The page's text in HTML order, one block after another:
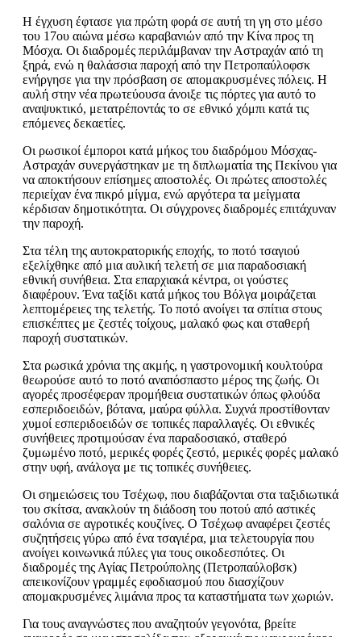
Η έγχυση έφτασε για πρώτη φορά σε αυτή τη γη στο μέσο
του 17ου αιώνα μέσω καραβανιών από την Κίνα προς τη
Μόσχα. Οι διαδρομές περιλάμβαναν την Αστραχάν από τη
ξηρά, ενώ η θαλάσσια παροχή από την Πετροπαύλοφσκ
ενήργησε για την πρόσβαση σε απομακρυσμένες πόλεις. Η
αυλή στην νέα πρωτεύουσα άνοιξε τις πόρτες για αυτό το
αναψυκτικό, μετατρέποντάς το σε εθνικό χόμπι κατά τις
επόμενες δεκαετίες.
Οι ρωσικοί έμποροι κατά μήκος του διαδρόμου Μόσχας-
Αστραχάν συνεργάστηκαν με τη διπλωματία της Πεκίνου για
να αποκτήσουν επίσημες αποστολές. Οι πρώτες αποστολές
περιείχαν ένα πικρό μίγμα, ενώ αργότερα τα μείγματα
κέρδισαν δημοτικότητα. Οι σύγχρονες διαδρομές επιτάχυναν
την παροχή.
Στα τέλη της αυτοκρατορικής εποχής, το ποτό τσαγιού
εξελίχθηκε από μια αυλική τελετή σε μια παραδοσιακή
εθνική συνήθεια. Στα επαρχιακά κέντρα, οι γούστες
διαφέρουν. Ένα ταξίδι κατά μήκος του Βόλγα μοιράζεται
λεπτομέρειες της τελετής. Το ποτό ανοίγει τα σπίτια στους
επισκέπτες με ζεστές τοίχους, μαλακό φως και σταθερή
παροχή συστατικών.
Στα ρωσικά χρόνια της ακμής, η γαστρονομική κουλτούρα
θεωρούσε αυτό το ποτό αναπόσπαστο μέρος της ζωής. Οι
αγορές προσέφεραν προμήθεια συστατικών όπως φλούδα
εσπεριδοειδών, βότανα, μαύρα φύλλα. Συχνά προστίθονταν
χυμοί εσπεριδοειδών σε τοπικές παραλλαγές. Οι εθνικές
συνήθειες προτιμούσαν ένα παραδοσιακό, σταθερό
ζυμωμένο ποτό, μερικές φορές ζεστό, μερικές φορές μαλακό
στην υφή, ανάλογα με τις τοπικές συνήθειες.
Οι σημειώσεις του Τσέχωφ, που διαβάζονται στα ταξιδιωτικά
του σκίτσα, ανακλούν τη διάδοση του ποτού από αστικές
σαλόνια σε αγροτικές κουζίνες. Ο Τσέχωφ αναφέρει ζεστές
συζητήσεις γύρω από ένα τσαγιέρα, μια τελετουργία που
ανοίγει κοινωνικά πύλες για τους οικοδεσπότες. Οι
διαδρομές της Αγίας Πετρούπολης (Πετροπαύλοβσκ)
απεικονίζουν γραμμές εφοδιασμού που διασχίζουν
απομακρυσμένες λιμάνια προς τα καταστήματα των χωριών.
Για τους αναγνώστες που αναζητούν γεγονότα, βρείτε